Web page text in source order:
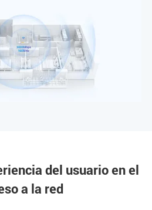
del usuario en el
a la red